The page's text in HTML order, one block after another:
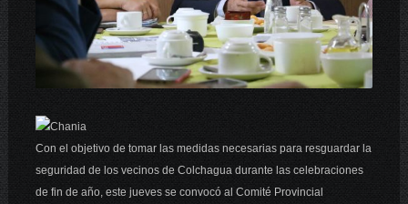
Con el objetivo de tomar las medidas necesarias para resguardar la
seguridad de los vecinos de Colchagua durante las celebraciones
de fin de año, este jueves se convocó al Comité Provincial